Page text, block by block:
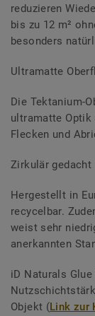
reduzieren
bis zu 12 m²
besonders
Ultramatte
Die Tektanium-
ultramatte Optik
Flecken und
Zirkulär gedacht
Hergestellt in
recycelbar.
weist sehr
anerkannten
iD Naturals
Objekt (Link zur